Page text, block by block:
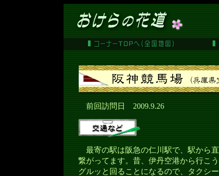
前回訪問日 2009.9.26
最寄の駅は阪急の仁川駅で、駅から
繋がってます。昔、伊丹空港から行こ
グルッと回ることになるので、タクシ